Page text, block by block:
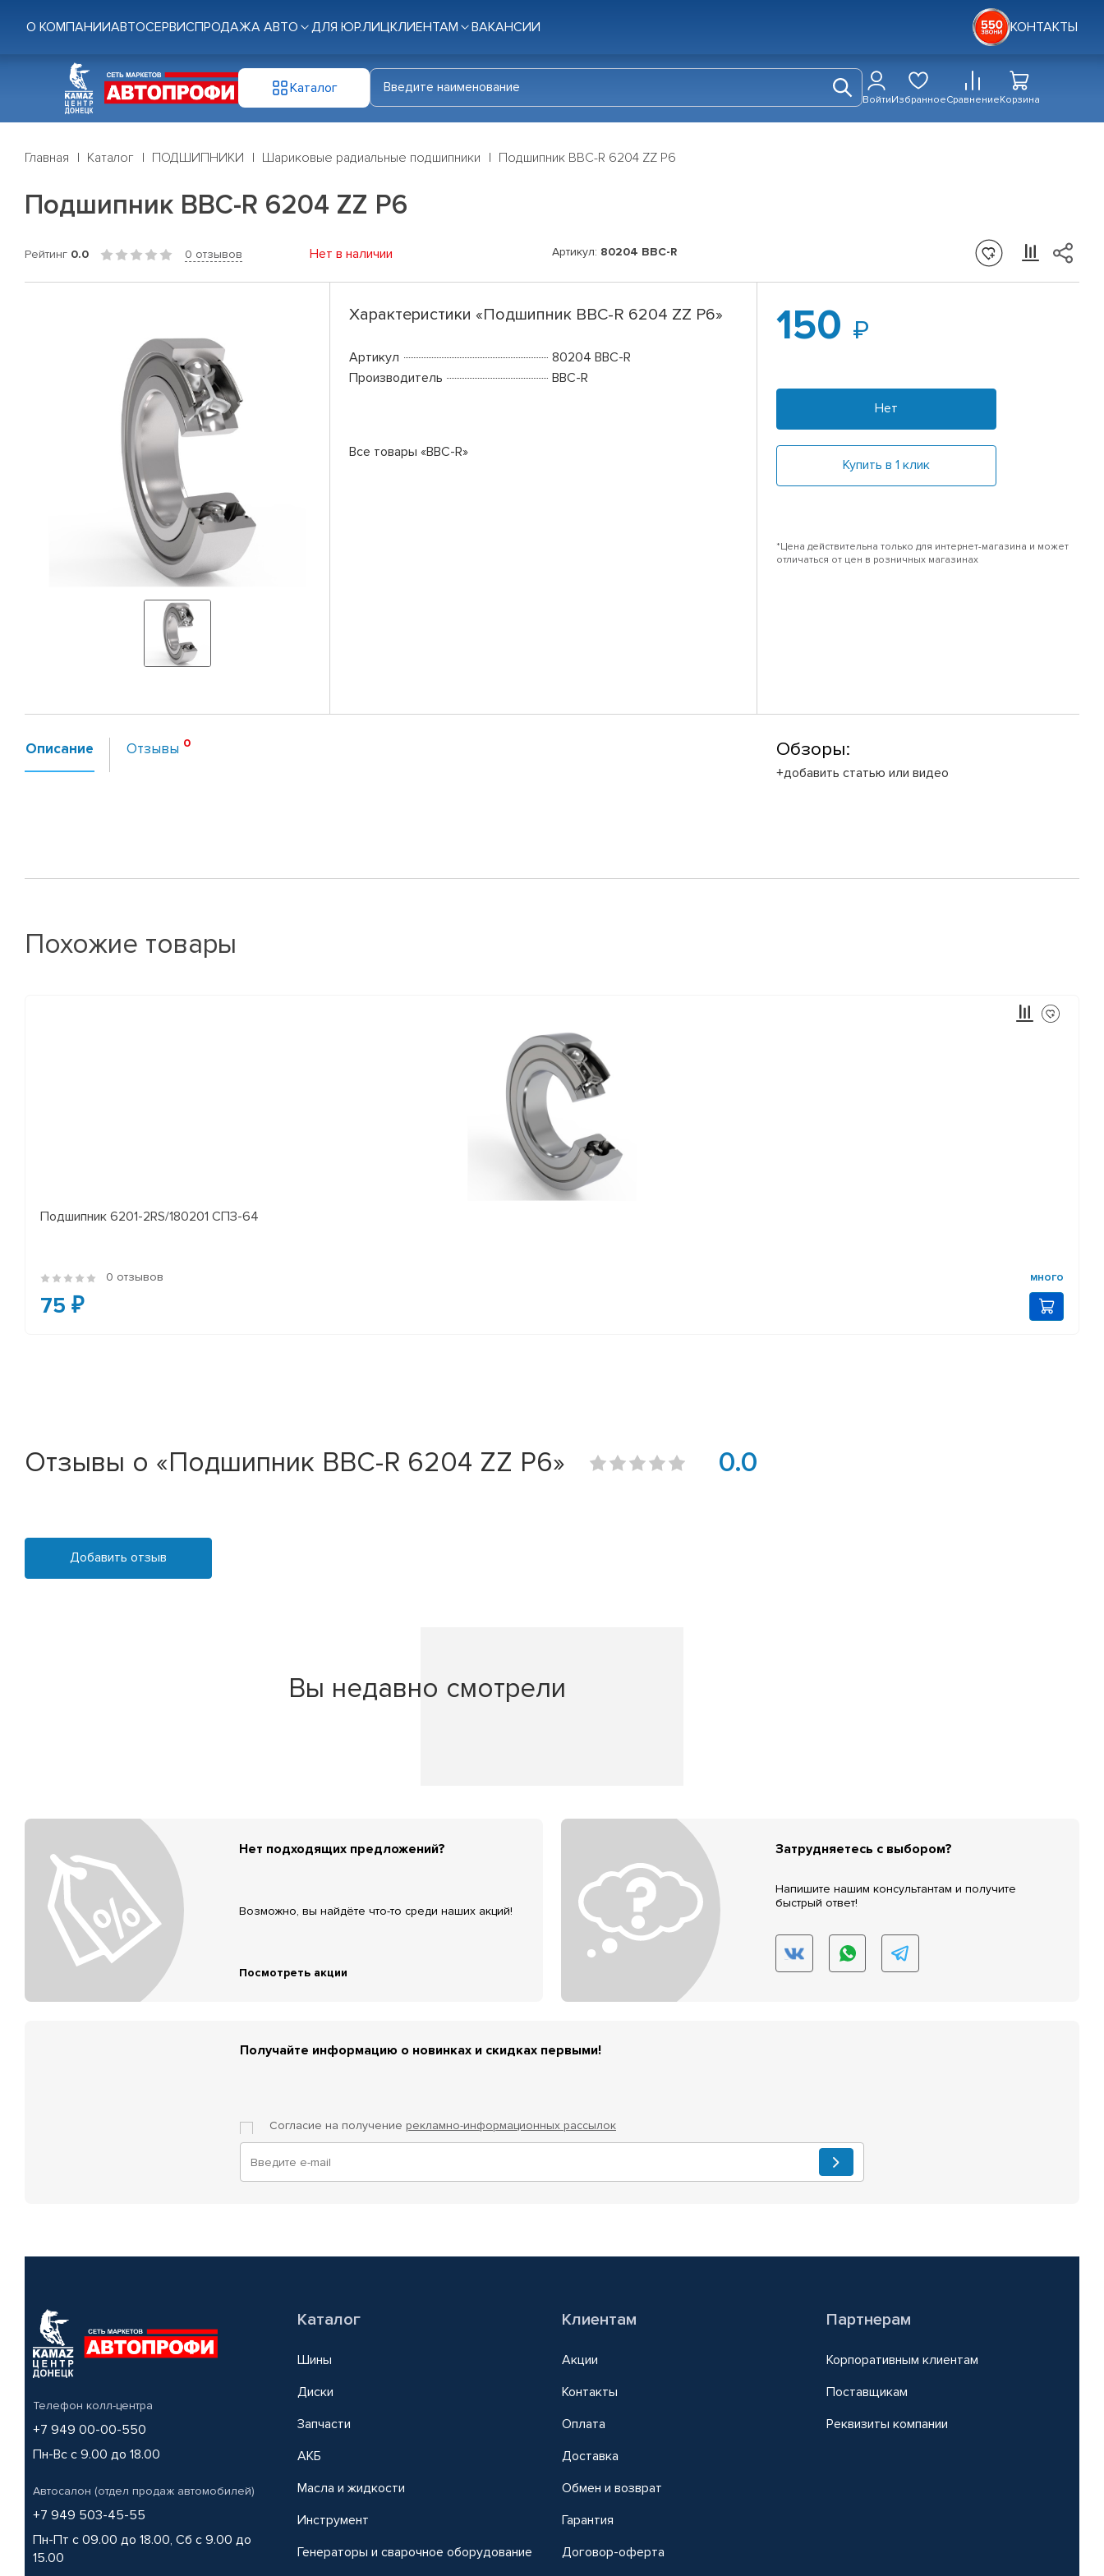
О КОМПАНИИАВТОСЕРВИСПРОДАЖА АВТО ДЛЯ ЮР.ЛИЦКЛИЕНТАМ ВАКАНСИИ КОНТАКТЫ
Каталог
ВойтиИзбранноеСравнениеКорзина
Главная Каталог ПОДШИПНИКИ Шариковые радиальные подшипники Подшипник BBC-R 6204 ZZ P6
Подшипник BBC-R 6204 ZZ P6
Рейтинг 0.0 0 отзывов Нет в наличии Артикул: 80204 BBC-R
Характеристики «Подшипник BBC-R 6204 ZZ P6»
Артикул
80204 BBC-R
Производитель
BBC-R
Все товары «BBC-R»
150
Нет
Купить в 1 клик
*Цена действительна только для интернет-магазина и может
отличаться от цен в розничных магазинах
Описание Отзывы Обзоры:
+добавить статью или видео
Похожие товары
Подшипник 6201-2RS/180201 СПЗ-64
0 отзывов много
75 ₽
Отзывы о «Подшипник BBC-R 6204 ZZ P6» 0.0
Добавить отзыв
Вы недавно смотрели
Нет подходящих предложений?
Возможно, вы найдёте что-то среди наших акций!
Посмотреть акции
Затрудняетесь с выбором?
Напишите нашим консультантам и получите
быстрый ответ!
Получайте информацию о новинках и скидках первыми!
Согласие на получение рекламно-информационных рассылок
Телефон колл-центра
+7 949 00-00-550
Пн-Вс с 9.00 до 18.00
Автосалон (отдел продаж автомобилей)
+7 949 503-45-55
Пн-Пт с 09.00 до 18.00, Сб с 9.00 до
15.00
Каталог
Шины
Диски
Запчасти
АКБ
Масла и жидкости
Инструмент
Генераторы и сварочное оборудование
Клиентам
Акции
Контакты
Оплата
Доставка
Обмен и возврат
Гарантия
Договор-оферта
Партнерам
Корпоративным клиентам
Поставщикам
Реквизиты компании